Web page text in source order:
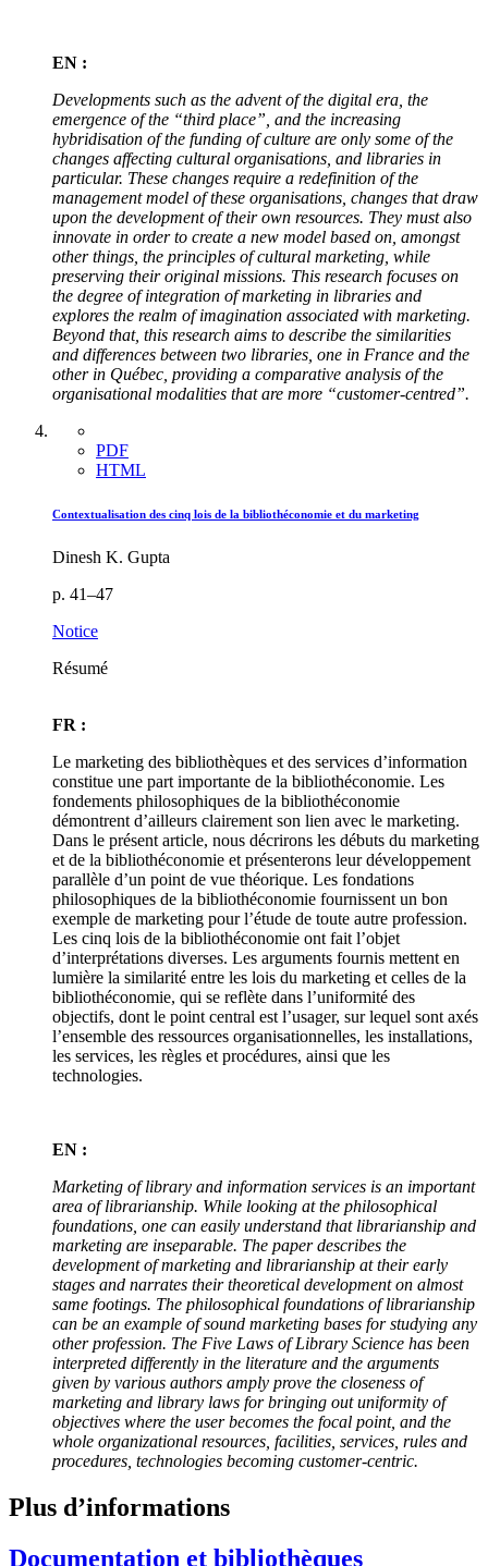
EN :
Developments such as the advent of the digital era, the
emergence of the “third place”, and the increasing
hybridisation of the funding of culture are only some of the
changes affecting cultural organisations, and libraries in
particular. These changes require a redefinition of the
management model of these organisations, changes that draw
upon the development of their own resources. They must also
innovate in order to create a new model based on, amongst
other things, the principles of cultural marketing, while
preserving their original missions. This research focuses on
the degree of integration of marketing in libraries and
explores the realm of imagination associated with marketing.
Beyond that, this research aims to describe the similarities
and differences between two libraries, one in France and the
other in Québec, providing a comparative analysis of the
organisational modalities that are more “customer-centred”.
PDF
HTML
Contextualisation des cinq lois de la bibliothéconomie et du marketing
Dinesh K. Gupta
p. 41–47
Notice
Résumé
FR :
Le marketing des bibliothèques et des services d’information
constitue une part importante de la bibliothéconomie. Les
fondements philosophiques de la bibliothéconomie
démontrent d’ailleurs clairement son lien avec le marketing.
Dans le présent article, nous décrirons les débuts du marketing
et de la bibliothéconomie et présenterons leur développement
parallèle d’un point de vue théorique. Les fondations
philosophiques de la bibliothéconomie fournissent un bon
exemple de marketing pour l’étude de toute autre profession.
Les cinq lois de la bibliothéconomie ont fait l’objet
d’interprétations diverses. Les arguments fournis mettent en
lumière la similarité entre les lois du marketing et celles de la
bibliothéconomie, qui se reflète dans l’uniformité des
objectifs, dont le point central est l’usager, sur lequel sont axés
l’ensemble des ressources organisationnelles, les installations,
les services, les règles et procédures, ainsi que les
technologies.
EN :
Marketing of library and information services is an important
area of librarianship. While looking at the philosophical
foundations, one can easily understand that librarianship and
marketing are inseparable. The paper describes the
development of marketing and librarianship at their early
stages and narrates their theoretical development on almost
same footings. The philosophical foundations of librarianship
can be an example of sound marketing bases for studying any
other profession. The Five Laws of Library Science has been
interpreted differently in the literature and the arguments
given by various authors amply prove the closeness of
marketing and library laws for bringing out uniformity of
objectives where the user becomes the focal point, and the
whole organizational resources, facilities, services, rules and
procedures, technologies becoming customer-centric.
Plus d’informations
Documentation et bibliothèques